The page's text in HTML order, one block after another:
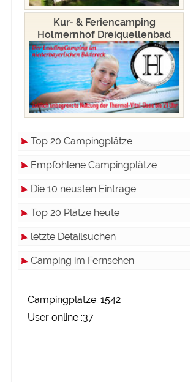
Kur- & Feriencamping
Holmernhof Dreiquellenbad
Top 20 Campingplätze
Empfohlene Campingplätze
Die 10 neusten Einträge
Top 20 Plätze heute
letzte Detailsuchen
Camping im Fernsehen
Campingplätze: 1542
User online :37